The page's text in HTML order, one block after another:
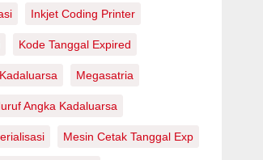
Inkjet Coding Printer
Kode Tanggal Expired
Megasatria
Angka Kadaluarsa
Mesin Cetak Tanggal Exp